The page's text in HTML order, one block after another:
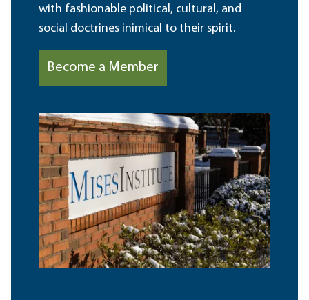
with fashionable political, cultural, and
social doctrines inimical to their spirit.
Become a Member